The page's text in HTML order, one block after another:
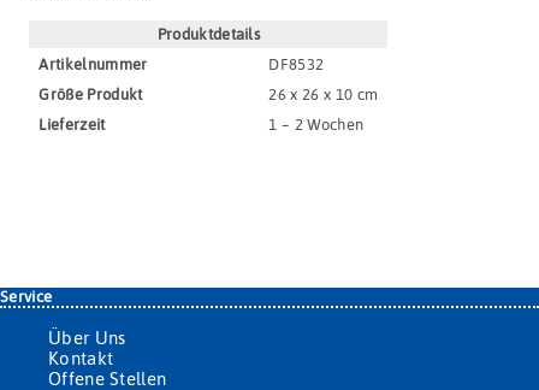
Produktdetails
Artikel­nummer
DF8532
Größe Produkt
26 x 26 x 10 cm
Lieferzeit
1 – 2 Wochen
Service
Über Uns
Kontakt
Offene Stellen